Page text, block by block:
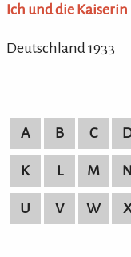
Ich und die Kaiserin
Deutschland 1933
A B C
K L M N
U V W